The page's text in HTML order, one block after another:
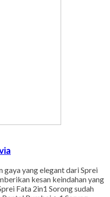
yang elegant dari Sprei
kesan keindahan yang
Fata 2in1 Sorong sudah